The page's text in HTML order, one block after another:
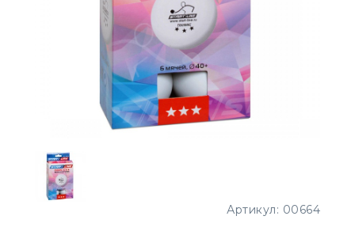
Артикул: 00664